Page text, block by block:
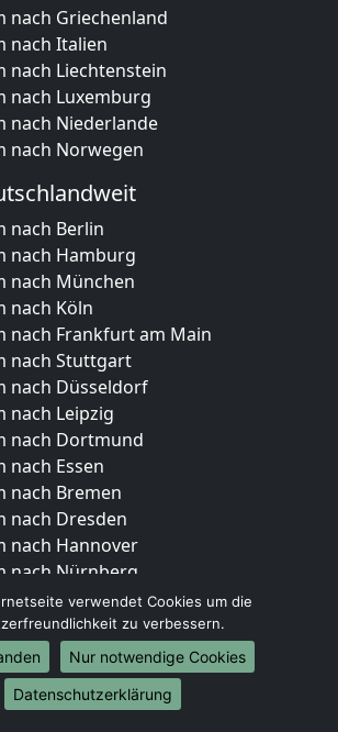
nach Griechenland
nach Italien
nach Liechtenstein
nach Luxemburg
nach Niederlande
nach Norwegen
nach Berlin
nach Hamburg
nach München
nach Köln
nach Frankfurt am Main
nach Stuttgart
nach Düsseldorf
nach Leipzig
nach Dortmund
nach Essen
nach Bremen
nach Dresden
nach Hannover
nach Nürnberg
nach Duisburg
nach Bochum
nach Wuppertal
nach Bielefeld
nach Bonn
verwendet Cookies um die
zu verbessern.
Nur notwendige Cookies
Datenschutzerklärung